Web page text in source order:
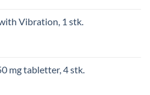
Vibration, 1 stk.
mg tabletter, 4 stk.